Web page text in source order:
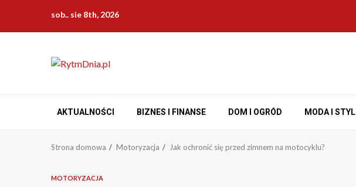
treści
sob.. sie 8th, 2026
AKTUALNOŚCI BIZNES I FINANSE DOM I OGRÓD MODA I STYL
Strona domowa Motoryzacja Jak ochronić się przed zimnem na motocyklu?
MOTORYZACJA